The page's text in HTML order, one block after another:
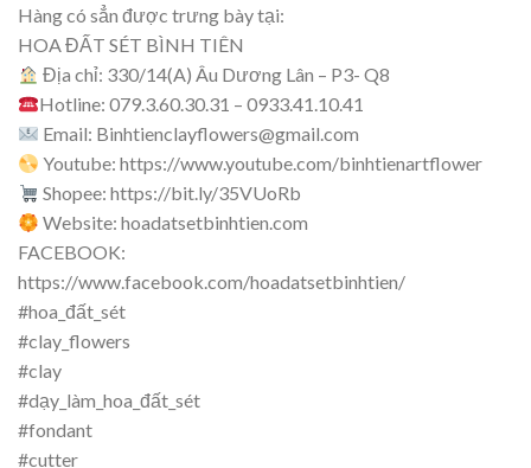
Hàng có sẳn được trưng bày tại:
HOA ĐẤT SÉT BÌNH TIÊN
Địa chỉ: 330/14(A) Âu Dương Lân – P3- Q8
Hotline: 079.3.60.30.31 – 0933.41.10.41
Email: Binhtienclayflowers@gmail.com
Youtube: https://www.youtube.com/binhtienartflower
Shopee: https://bit.ly/35VUoRb
Website: hoadatsetbinhtien.com
FACEBOOK:
https://www.facebook.com/hoadatsetbinhtien/
#hoa_đất_sét
#clay_flowers
#clay
#dạy_làm_hoa_đất_sét
#fondant
#cutter